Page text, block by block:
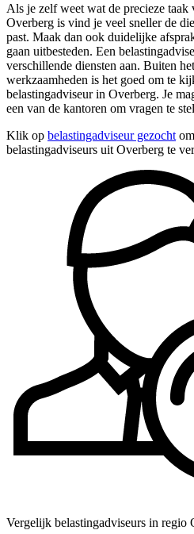
Als je zelf weet wat de precieze taak
Overberg is vind je veel sneller de
past. Maak dan ook duidelijke
gaan uitbesteden. Een
verschillende diensten aan. Buiten
werkzaamheden is het goed om te
belastingadviseur in Overberg. Je
een van de kantoren om vragen te
Klik op belastingadviseur gezocht
belastingadviseurs uit Overberg te
Vergelijk belastingadviseurs in regio